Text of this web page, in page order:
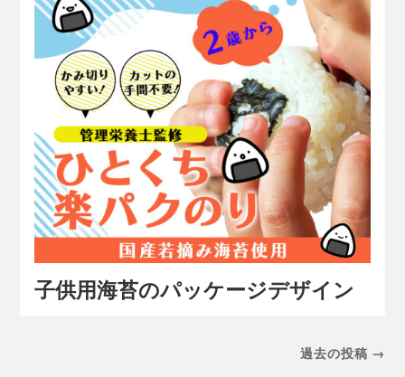
子供用海苔のパッケージデザイン
過去の投稿 →